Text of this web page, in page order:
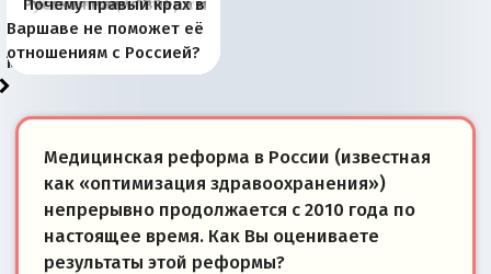
рыбопромысловые
районы Баренцева
моря
отличаются от «Яблока»
тем, что они -
победители
Киевская марионетка
Запада рассказала о
«переобувании» хозяев
В России назрели
перемены: 15 шагов к
суверенной экономике
Миграционный пожар
Европы
Россия начинает
сбрасывать балласт
Анкориджа
Россия зимой 1904
года: первые уступки во
внутренней политике
Русская нация вчера и
сегодня
Почему правый крах в
Варшаве не поможет её
отношениям с Россией?
Медицинская реформа в России (известная
как «оптимизация здравоохранения»)
непрерывно продолжается с 2010 года по
настоящее время. Как Вы оцениваете
результаты этой реформы?